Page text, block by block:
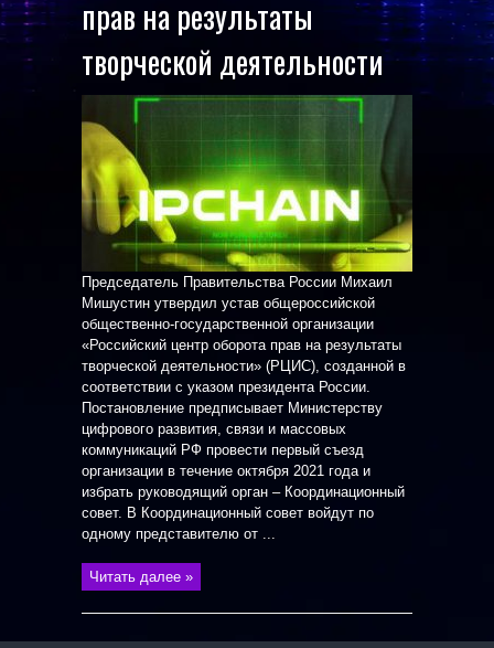
прав на результаты
творческой деятельности
Председатель Правительства России Михаил
Мишустин утвердил устав общероссийской
общественно-государственной организации
«Российский центр оборота прав на результаты
творческой деятельности» (РЦИС), созданной в
соответствии с указом президента России.
Постановление предписывает Министерству
цифрового развития, связи и массовых
коммуникаций РФ провести первый съезд
организации в течение октября 2021 года и
избрать руководящий орган – Координационный
совет. В Координационный совет войдут по
одному представителю от ...
Читать далее »